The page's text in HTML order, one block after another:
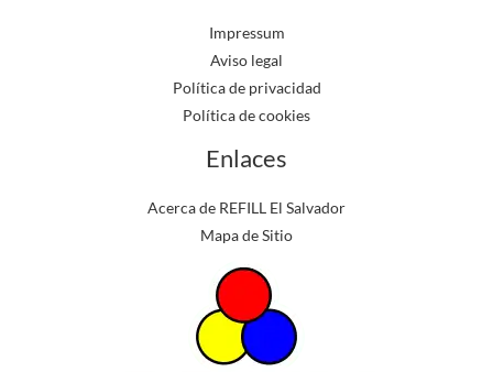
Impressum
Aviso legal
Política de privacidad
Política de cookies
Enlaces
Acerca de REFILL El Salvador
Mapa de Sitio